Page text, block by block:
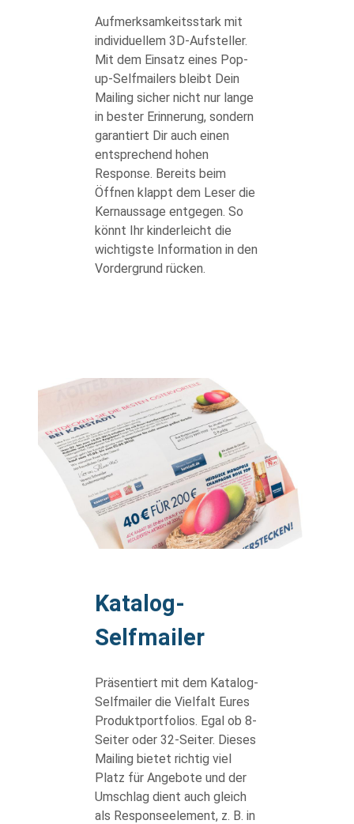
Aufmerksamkeitsstark mit
individuellem 3D-Aufsteller.
Mit dem Einsatz eines Pop-
up-Selfmailers bleibt Dein
Mailing sicher nicht nur lange
in bester Erinnerung, sondern
garantiert Dir auch einen
entsprechend hohen
Response. Bereits beim
Öffnen klappt dem Leser die
Kernaussage entgegen. So
könnt Ihr kinderleicht die
wichtigste Information in den
Vordergrund rücken.
body
Katalog-
Selfmailer
Präsentiert mit dem Katalog-
Selfmailer die Vielfalt Eures
Produktportfolios. Egal ob 8-
Seiter oder 32-Seiter. Dieses
Mailing bietet richtig viel
Platz für Angebote und der
Umschlag dient auch gleich
als Responseelement, z. B. in